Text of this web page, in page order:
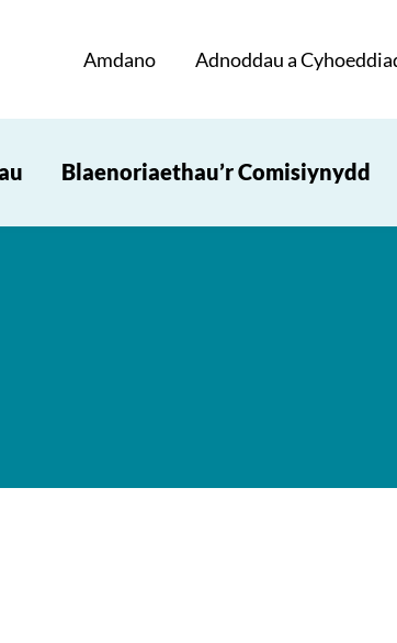
Amdano Adnoddau a
Blaenoriaethau’r Comisiynydd